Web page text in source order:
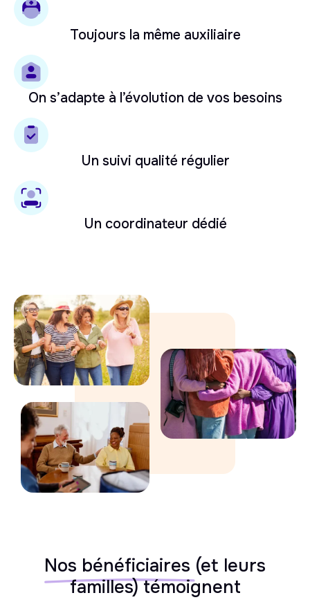
Toujours la même auxiliaire
On s’adapte à l’évolution de vos besoins
Un suivi qualité régulier
Un coordinateur dédié
Nos bénéficiaires (et leurs
familles) témoignent